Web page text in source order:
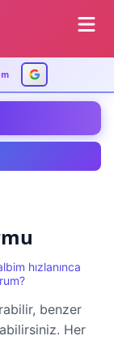
hızlanınca
benzer
Her